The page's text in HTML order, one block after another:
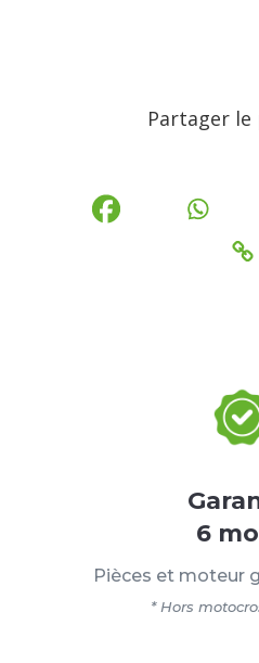
Partager
6
Pièces et moteur
* Hors